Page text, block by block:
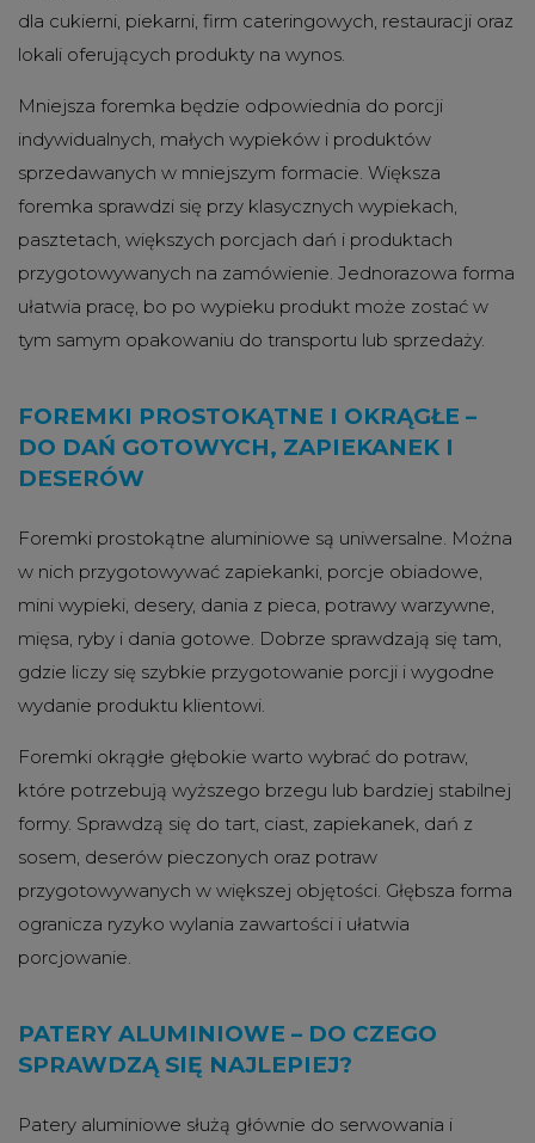
dla cukierni, piekarni, firm cateringowych, restauracji oraz
lokali oferujących produkty na wynos.
Mniejsza foremka będzie odpowiednia do porcji
indywidualnych, małych wypieków i produktów
sprzedawanych w mniejszym formacie. Większa
foremka sprawdzi się przy klasycznych wypiekach,
pasztetach, większych porcjach dań i produktach
przygotowywanych na zamówienie. Jednorazowa forma
ułatwia pracę, bo po wypieku produkt może zostać w
tym samym opakowaniu do transportu lub sprzedaży.
FOREMKI PROSTOKĄTNE I OKRĄGŁE –
DO DAŃ GOTOWYCH, ZAPIEKANEK I
DESERÓW
Foremki prostokątne aluminiowe są uniwersalne. Można
w nich przygotowywać zapiekanki, porcje obiadowe,
mini wypieki, desery, dania z pieca, potrawy warzywne,
mięsa, ryby i dania gotowe. Dobrze sprawdzają się tam,
gdzie liczy się szybkie przygotowanie porcji i wygodne
wydanie produktu klientowi.
Foremki okrągłe głębokie warto wybrać do potraw,
które potrzebują wyższego brzegu lub bardziej stabilnej
formy. Sprawdzą się do tart, ciast, zapiekanek, dań z
sosem, deserów pieczonych oraz potraw
przygotowywanych w większej objętości. Głębsza forma
ogranicza ryzyko wylania zawartości i ułatwia
porcjowanie.
PATERY ALUMINIOWE – DO CZEGO
SPRAWDZĄ SIĘ NAJLEPIEJ?
Patery aluminiowe służą głównie do serwowania i